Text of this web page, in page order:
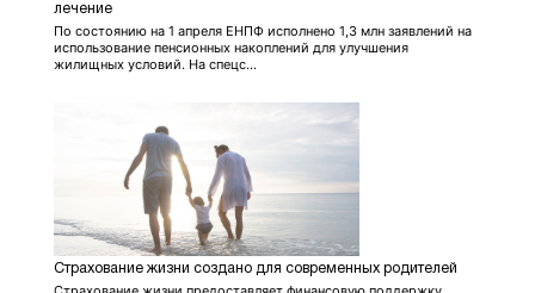
лечение
По состоянию на 1 апреля ЕНПФ исполнено 1,3 млн заявлений на
использование пенсионных накоплений для улучшения
жилищных условий. На спецс...
Страхование жизни создано для современных родителей